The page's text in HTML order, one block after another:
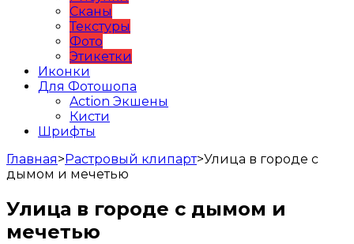
Сканы
Текстуры
Фото
Этикетки
Иконки
Для Фотошопа
Action Экшены
Кисти
Шрифты
Главная>Растровый клипарт>Улица в городе с
дымом и мечетью
Улица в городе с дымом и
мечетью